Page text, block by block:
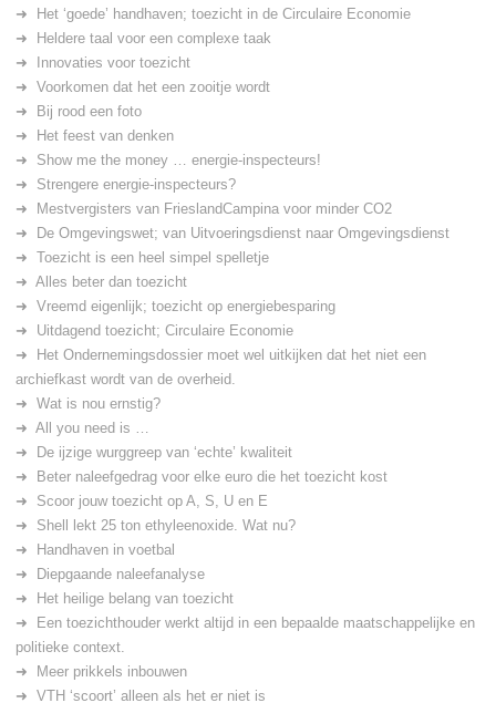
Het ‘goede’ handhaven; toezicht in de Circulaire Economie
Heldere taal voor een complexe taak
Innovaties voor toezicht
Voorkomen dat het een zooitje wordt
Bij rood een foto
Het feest van denken
Show me the money … energie-inspecteurs!
Strengere energie-inspecteurs?
Mestvergisters van FrieslandCampina voor minder CO2
De Omgevingswet; van Uitvoeringsdienst naar Omgevingsdienst
Toezicht is een heel simpel spelletje
Alles beter dan toezicht
Vreemd eigenlijk; toezicht op energiebesparing
Uitdagend toezicht; Circulaire Economie
Het Ondernemingsdossier moet wel uitkijken dat het niet een
archiefkast wordt van de overheid.
Wat is nou ernstig?
All you need is …
De ijzige wurggreep van ‘echte’ kwaliteit
Beter naleefgedrag voor elke euro die het toezicht kost
Scoor jouw toezicht op A, S, U en E
Shell lekt 25 ton ethyleenoxide. Wat nu?
Handhaven in voetbal
Diepgaande naleefanalyse
Het heilige belang van toezicht
Een toezichthouder werkt altijd in een bepaalde maatschappelijke en
politieke context.
Meer prikkels inbouwen
VTH ‘scoort’ alleen als het er niet is